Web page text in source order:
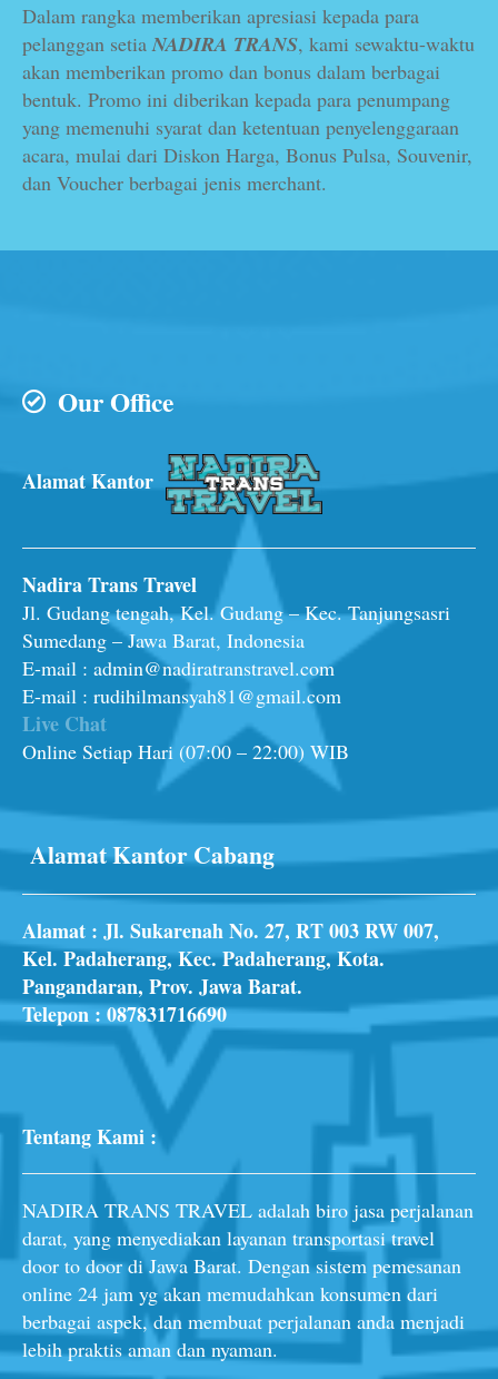
Dalam rangka memberikan apresiasi kepada para
pelanggan setia NADIRA TRANS, kami sewaktu-waktu
akan memberikan promo dan bonus dalam berbagai
bentuk. Promo ini diberikan kepada para penumpang
yang memenuhi syarat dan ketentuan penyelenggaraan
acara, mulai dari Diskon Harga, Bonus Pulsa, Souvenir,
dan Voucher berbagai jenis merchant.
Our Office
Alamat Kantor
Nadira Trans Travel
Jl. Gudang tengah, Kel. Gudang – Kec. Tanjungsasri
Sumedang – Jawa Barat, Indonesia
E-mail : admin@nadiratranstravel.com
E-mail : rudihilmansyah81@gmail.com
Live Chat
Online Setiap Hari (07:00 – 22:00) WIB
Alamat Kantor Cabang
Alamat : Jl. Sukarenah No. 27, RT 003 RW 007,
Kel. Padaherang, Kec. Padaherang, Kota.
Pangandaran, Prov. Jawa Barat.
Telepon :087831716690
Tentang Kami :
NADIRA TRANS TRAVEL adalah biro jasa perjalanan
darat, yang menyediakan layanan transportasi travel
door to door di Jawa Barat. Dengan sistem pemesanan
online 24 jam yg akan memudahkan konsumen dari
berbagai aspek, dan membuat perjalanan anda menjadi
lebih praktis aman dan nyaman.